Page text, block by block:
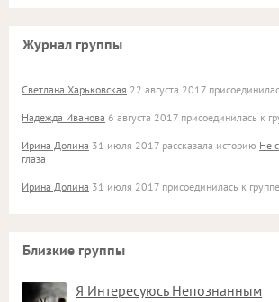
Журнал группы
Светлана Харьковская 22 августа 2017
Надежда Иванова 6 августа 2017 присоединилась к
Ирина Долина 31 июля 2017 рассказала историю Не
глаза
Ирина Долина 31 июля 2017 присоединилась к группе
Близкие группы
Я Интересуюсь Непознанным